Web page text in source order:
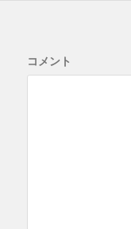
コメント